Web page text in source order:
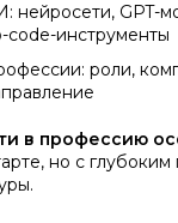
нейросети, GPT-
инструменты
роли,
в профессию
но с